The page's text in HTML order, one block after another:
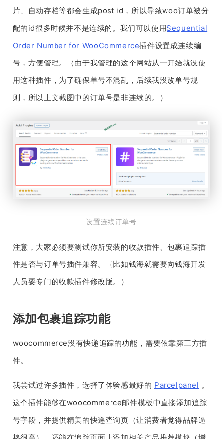
片、自动存档等都会生成post id，所以导致woo订单被分
配的id很多时候并不是连续的。我们可以使用Sequential
Order Number for WooCommerce插件设置成连续编
号，方便管理。（由于我管理的这个网站从一开始就没使
用这种插件，为了确保单号不混乱，后续我没改单号规
则，所以上文截图中的订单号是非连续的。）
设置连续订单号
注意，大家必须要测试你所安装的收款插件、包裹追踪插
件是否与订单号插件兼容。（比如钱海就需要向钱海开发
人员要专门的收款插件修改版。）
添加包裹追踪功能
woocommerce没有快递追踪的功能，需要依靠第三方插
件。
我尝试过许多插件，选择了体验感最好的 Parcelpanel 。
这个插件能够在woocommerce邮件模板中直接添加追踪
号字段，并提供精美的快递查询页（让消费者觉得品牌逼
格很高），还能在追踪页面上添加相关产品推荐模块（增